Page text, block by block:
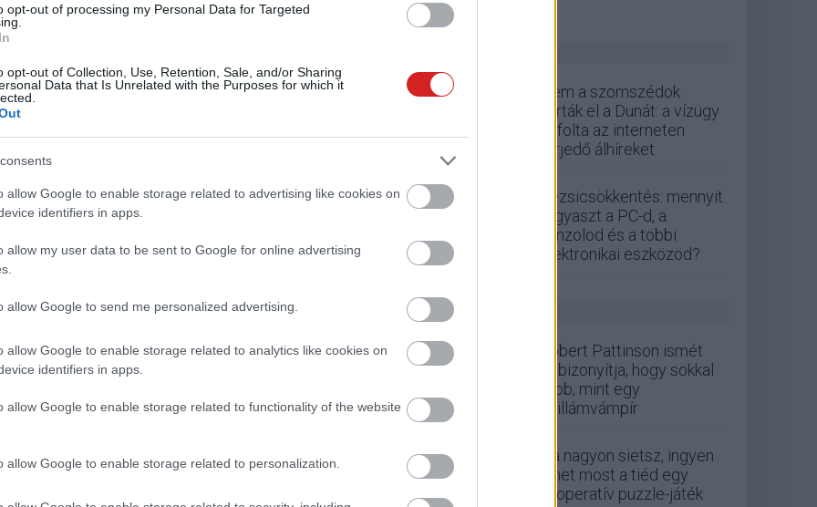
opt-out of processing my Personal Data for Targeted
opt-out of Collection, Use, Retention, Sale, and/or Sharing
Data that Is Unrelated with the Purposes for which it
allow Google to enable storage related to advertising like cookies on
identifiers in apps.
allow my user data to be sent to Google for online advertising
allow Google to send me personalized advertising.
allow Google to enable storage related to analytics like cookies on
identifiers in apps.
allow Google to enable storage related to functionality of the website
allow Google to enable storage related to personalization.
19:58
Airhez hasonlóan az olcsóbb iPhone 16e sem talált
Air – az Apple lefújta a 2026-
08:25
második generációja csak az iPhone 18 Pro és az
iPhone után kerülhet piacra.
70 teszt – féláron tiéd lehet az
Air
iPhone Air orvosolhatja az első
problémáját
Nem a szomszédok
zárták el a Dunát: a vízügy
cáfolta az interneten
terjedő álhíreket
Rezsicsökkentés: mennyit
fogyaszt a PC-d, a
konzolod és a többi
elektronikai eszközöd?
GS HÍREK
Robert Pattinson ismét
bebizonyítja, hogy sokkal
több, mint egy
csillámvámpír
Ha nagyon sietsz, ingyen
lehet most a tiéd egy
kooperatív puzzle-játék